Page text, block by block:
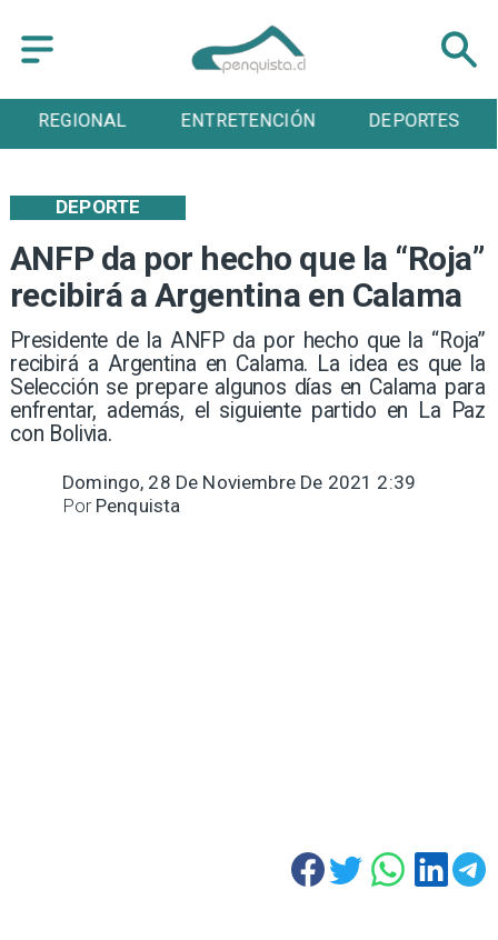
REGIONAL ENTRETENCIÓN DEPORTES
ANFP da por hecho que la “Roja”
recibirá a Argentina en Calama
Presidente de la ANFP da por hecho que la “Roja”
recibirá a Argentina en Calama. La idea es que la
Selección se prepare algunos días en Calama para
enfrentar, además, el siguiente partido en La Paz
con Bolivia.
DEPORTE
Domingo, 28 De Noviembre De 2021 2:39
Penquista
Por